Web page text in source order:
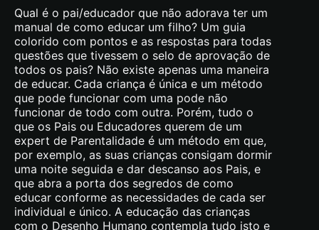
Qual é o pai/educador que não adorava ter um
manual de como educar um filho? Um guia
colorido com pontos e as respostas para todas
questões que tivessem o selo de aprovação de
todos os pais? Não existe apenas uma maneira
de educar. Cada criança é única e um método
que pode funcionar com uma pode não
funcionar de todo com outra. Porém, tudo o
que os Pais ou Educadores querem de um
expert de Parentalidade é um método em que,
por exemplo, as suas crianças consigam dormir
uma noite seguida e dar descanso aos Pais, e
que abra a porta dos segredos de como
educar conforme as necessidades de cada ser
individual e único. A educação das crianças
com o Desenho Humano contempla tudo isto e